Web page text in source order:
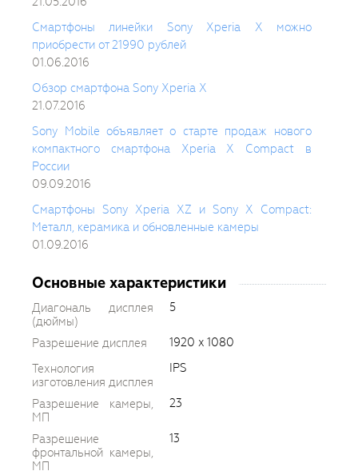
Смартфоны линейки Sony Xperia X можно
приобрести от 21990 рублей
01.06.2016
Обзор смартфона Sony Xperia X
21.07.2016
Sony Mobile объявляет о старте продаж нового
компактного смартфона Xperia X Compact в
России
09.09.2016
Смартфоны Sony Xperia XZ и Sony X Compact:
Металл, керамика и обновленные камеры
01.09.2016
Основные характеристики
Диагональ дисплея
(дюймы)
5
Разрешение дисплея
1920 x 1080
Технология
изготовления дисплея
IPS
Разрешение камеры,
МП
23
Разрешение
фронтальной камеры,
МП
13